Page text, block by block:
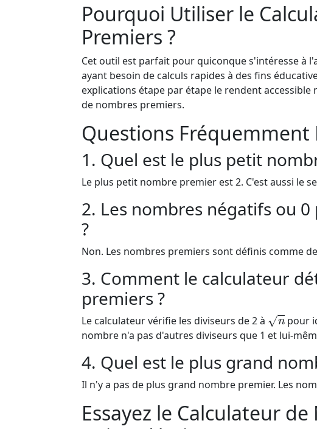
Pourquoi Utiliser le
Premiers ?
Cet outil est parfait pour quiconque s'intéresse à
ayant besoin de calculs rapides à des fins
explications étape par étape le rendent
de nombres premiers.
Questions Fréquemment
1. Quel est le plus petit
Le plus petit nombre premier est 2. C'est aussi le
2. Les nombres négatifs ou
?
Non. Les nombres premiers sont définis comme
3. Comment le calculateur
premiers ?
Le calculateur vérifie les diviseurs de 2 à
pour
nombre n'a pas d'autres diviseurs que 1 et lui-
4. Quel est le plus grand
Il n'y a pas de plus grand nombre premier. Les
Essayez le Calculateur